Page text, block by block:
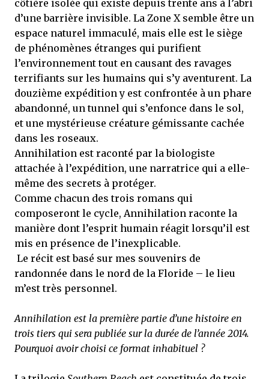
côtière isolée qui existe depuis trente ans à l’abri
d’une barrière invisible. La Zone X semble être un
espace naturel immaculé, mais elle est le siège
de phénomènes étranges qui purifient
l’environnement tout en causant des ravages
terrifiants sur les humains qui s’y aventurent. La
douzième expédition y est confrontée à un phare
abandonné, un tunnel qui s’enfonce dans le sol,
et une mystérieuse créature gémissante cachée
dans les roseaux.
Annihilation est raconté par la biologiste
attachée à l’expédition, une narratrice qui a elle-
même des secrets à protéger.
Comme chacun des trois romans qui
composeront le cycle, Annihilation raconte la
manière dont l’esprit humain réagit lorsqu’il est
mis en présence de l’inexplicable.
Le récit est basé sur mes souvenirs de
randonnée dans le nord de la Floride – le lieu
m’est très personnel.
Annihilation est la première partie d’une histoire en
trois tiers qui sera publiée sur la durée de l’année 2014.
Pourquoi avoir choisi ce format inhabituel ?